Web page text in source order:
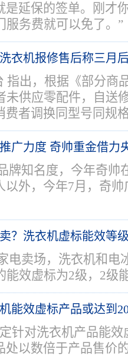
是延保的签单。刚才
服务费就可以免了。”
衣机报修售后称三月
指出，根据《部分商
未供应零配件，自送
费者调换同型号同规
广力度 奇帅重金借力
牌知名度，今年奇帅
以外，今年7月，奇
？洗衣机虚标能效等
电卖场，洗衣机和电
能效虚标为2级，2级
能效虚标产品或达到
针对洗衣机产品能
处以数倍于产品售价